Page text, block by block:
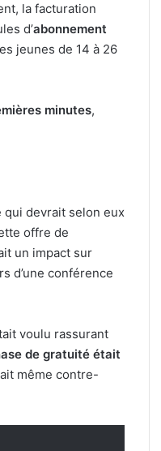
la facturation
d’abonnement
jeunes de 14 à 26
minutes,
qui devrait selon eux
offre de
un impact sur
d’une conférence
voulu rassurant
de gratuité était
même contre-